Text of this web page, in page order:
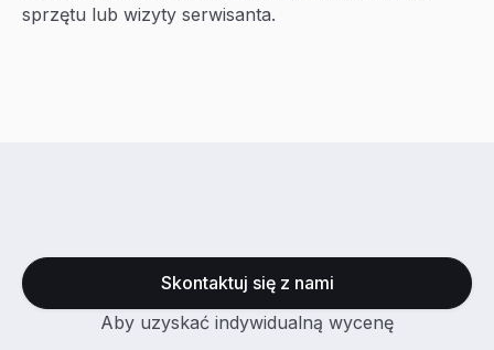
sprzętu lub wizyty serwisanta.
Skontaktuj się z nami
Aby uzyskać indywidualną wycenę